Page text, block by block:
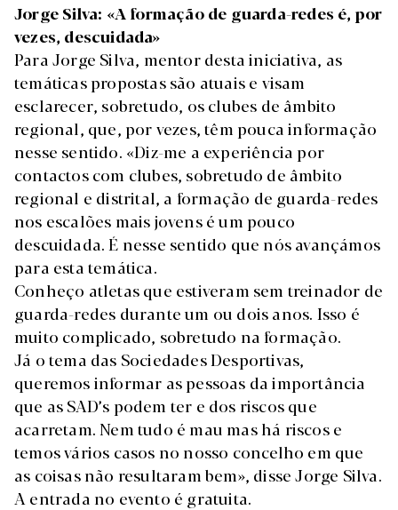
Jorge Silva: «A formação de guarda-redes é, por
vezes, descuidada»
Para Jorge Silva, mentor desta iniciativa, as
temáticas propostas são atuais e visam
esclarecer, sobretudo, os clubes de âmbito
regional, que, por vezes, têm pouca informação
nesse sentido. «Diz-me a experiência por
contactos com clubes, sobretudo de âmbito
regional e distrital, a formação de guarda-redes
nos escalões mais jovens é um pouco
descuidada. É nesse sentido que nós avançámos
para esta temática.
Conheço atletas que estiveram sem treinador de
guarda-redes durante um ou dois anos. Isso é
muito complicado, sobretudo na formação.
Já o tema das Sociedades Desportivas,
queremos informar as pessoas da importância
que as SAD’s podem ter e dos riscos que
acarretam. Nem tudo é mau mas há riscos e
temos vários casos no nosso concelho em que
as coisas não resultaram bem», disse Jorge Silva.
A entrada no evento é gratuita.